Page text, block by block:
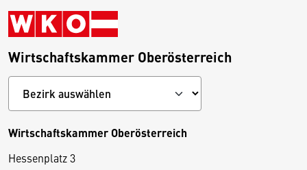
Wirtschaftskammer Oberösterreich
Wirtschaftskammer Oberösterreich
Hessenplatz 3